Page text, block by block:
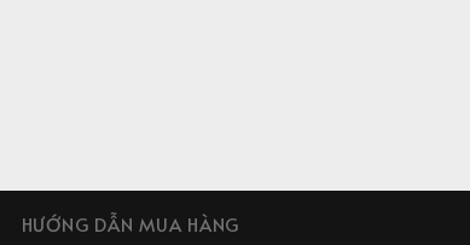
HƯỚNG DẪN MUA HÀNG